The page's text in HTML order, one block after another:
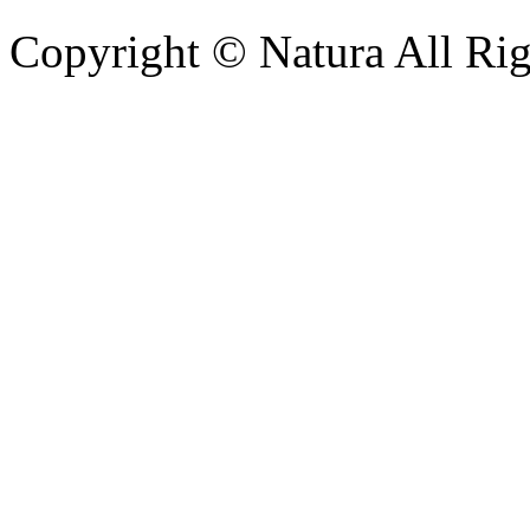
Copyright © Natura All